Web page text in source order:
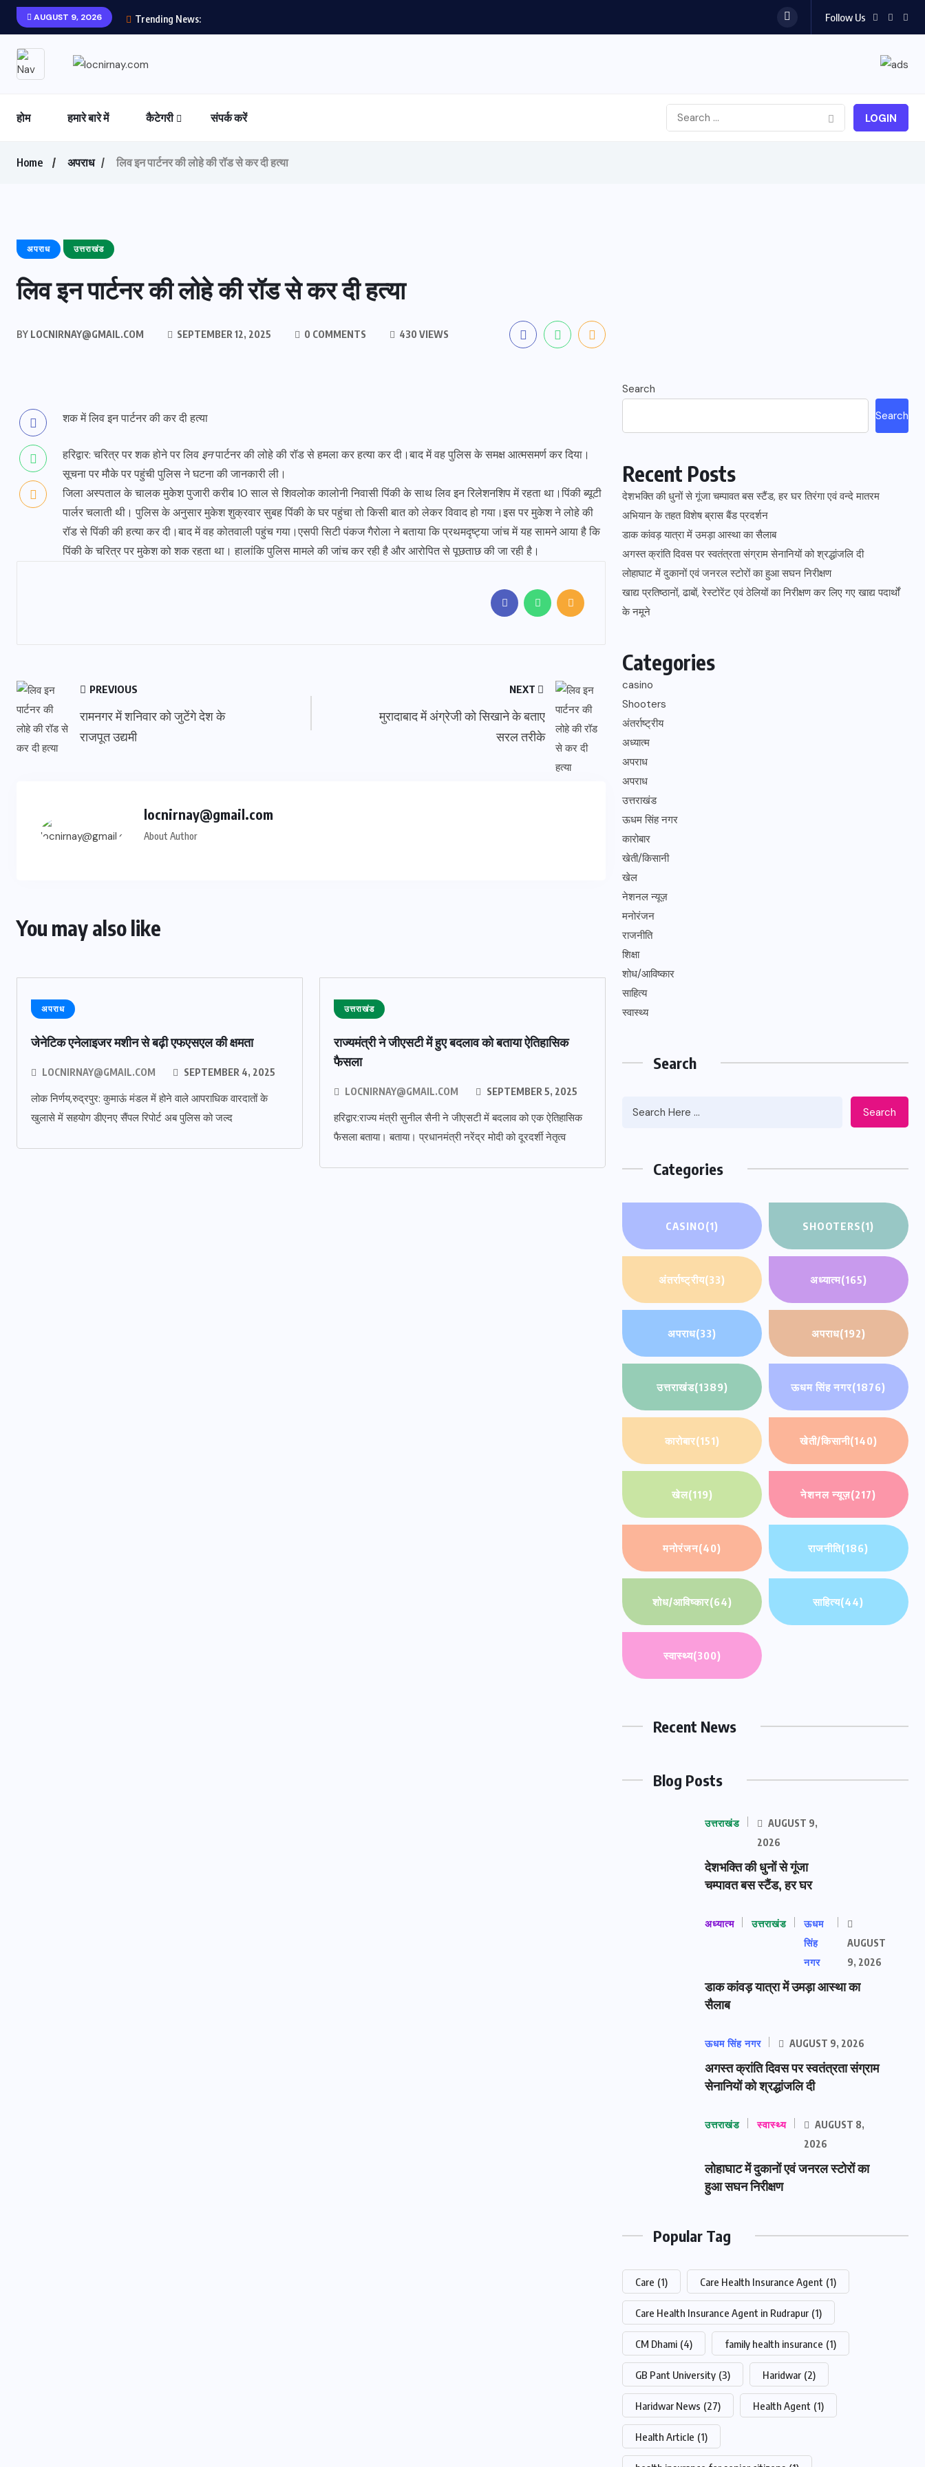
AUGUST 9, 2026 Trending News: Follow Us
होम हमारे बारे में कैटेगरी संपर्क करें LOGIN
Home अपराध लिव इन पार्टनर की लोहे की रॉड से कर दी हत्या
अपराध उत्तराखंड
लिव इन पार्टनर की लोहे की रॉड से कर दी हत्या
BY LOCNIRNAY@GMAIL.COM SEPTEMBER 12, 2025 0 COMMENTS 430 VIEWS
शक में लिव इन पार्टनर की कर दी हत्या
हरिद्वार: चरित्र पर शक होने पर लिव इनपार्टनर की लोहे की रॉड से हमला कर हत्या कर दी।बाद में वह पुलिस के समक्ष आत्मसमर्ण कर दिया।
सूचना पर मौके पर पहुंची पुलिस ने घटना की जानकारी ली।
जिला अस्पताल के चालक मुकेश पुजारी करीब 10 साल से शिवलोक कालोनी निवासी पिंकी के साथ लिव इन रिलेशनशिप में रहता था।पिंकी ब्यूटी
पार्लर चलाती थी। पुलिस के अनुसार मुकेश शुक्रवार सुबह पिंकी के घर पहुंचा तो किसी बात को लेकर विवाद हो गया।इस पर मुकेश ने लोहे की
रॉड से पिंकी की हत्या कर दी।बाद में वह कोतवाली पहुंच गया।एसपी सिटी पंकज गैरोला ने बताया कि प्रथमदृष्ट्या जांच में यह सामने आया है कि
पिंकी के चरित्र पर मुकेश को शक रहता था। हालांकि पुलिस मामले की जांच कर रही है और आरोपित से पूछताछ की जा रही है।
PREVIOUS
रामनगर में शनिवार को जुटेंगे देश के
राजपूत उद्यमी
NEXT
मुरादाबाद में अंग्रेजी को सिखाने के बताए
सरल तरीके
locnirnay@gmail.com
About Author
You may also like
अपराध
जेनेटिक एनेलाइजर मशीन से बढ़ी एफएसएल की क्षमता
LOCNIRNAY@GMAIL.COM SEPTEMBER 4, 2025
लोक निर्णय,रुद्रपुर: कुमाऊं मंडल में होने वाले आपराधिक वारदातों के
खुलासे में सहयोग डीएनए सैंपल रिपोर्ट अब पुलिस को जल्द
उत्तराखंड
राज्यमंत्री ने जीएसटी में हुए बदलाव को बताया ऐतिहासिक
फैसला
LOCNIRNAY@GMAIL.COM SEPTEMBER 5, 2025
हरिद्वार:राज्य मंत्री सुनील सैनी ने जीएसटी में बदलाव को एक ऐतिहासिक
फैसला बताया। बताया। प्रधानमंत्री नरेंद्र मोदी को दूरदर्शी नेतृत्व
Search
Search
Recent Posts
देशभक्ति की धुनों से गूंजा चम्पावत बस स्टैंड, हर घर तिरंगा एवं वन्दे मातरम
अभियान के तहत विशेष ब्रास बैंड प्रदर्शन
डाक कांवड़ यात्रा में उमड़ा आस्था का सैलाब
अगस्त क्रांति दिवस पर स्वतंत्रता संग्राम सेनानियों को श्रद्धांजलि दी
लोहाघाट में दुकानों एवं जनरल स्टोरों का हुआ सघन निरीक्षण
खाद्य प्रतिष्ठानों, ढाबों, रेस्टोरेंट एवं ठेलियों का निरीक्षण कर लिए गए खाद्य पदार्थों
के नमूने
Categories
casino
Shooters
अंतर्राष्ट्रीय
अध्यात्म
अपराध
अपराध
उत्तराखंड
ऊधम सिंह नगर
कारोबार
खेती/किसानी
खेल
नेशनल न्यूज़
मनोरंजन
राजनीति
शिक्षा
शोध/आविष्कार
साहित्य
स्वास्थ्य
Search
Search
Categories
CASINO(1) SHOOTERS(1)
अंतर्राष्ट्रीय(33) अध्यात्म(165)
अपराध(33) अपराध(192)
उत्तराखंड(1389) ऊधम सिंह नगर(1876)
कारोबार(151) खेती/किसानी(140)
खेल(119) नेशनल न्यूज़(217)
मनोरंजन(40) राजनीति(186)
शोध/आविष्कार(64) साहित्य(44)
स्वास्थ्य(300)
Recent News
Blog Posts
उत्तराखंड
AUGUST 9,
2026
देशभक्ति की धुनों से गूंजा
चम्पावत बस स्टैंड, हर घर
अध्यात्म उत्तराखंड
ऊधम
सिंह
नगर
AUGUST
9, 2026
डाक कांवड़ यात्रा में उमड़ा आस्था का
सैलाब
ऊधम सिंह नगर AUGUST 9, 2026
अगस्त क्रांति दिवस पर स्वतंत्रता संग्राम
सेनानियों को श्रद्धांजलि दी
उत्तराखंड स्वास्थ्य
AUGUST 8,
2026
लोहाघाट में दुकानों एवं जनरल स्टोरों का
हुआ सघन निरीक्षण
Popular Tag
Care (1) Care Health Insurance Agent (1)
Care Health Insurance Agent in Rudrapur (1)
CM Dhami (4) family health insurance (1)
GB Pant University (3) Haridwar (2)
Haridwar News (27) Health Agent (1)
Health Article (1)